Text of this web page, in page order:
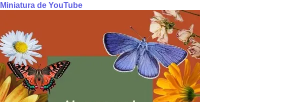
Miniatura de YouTube